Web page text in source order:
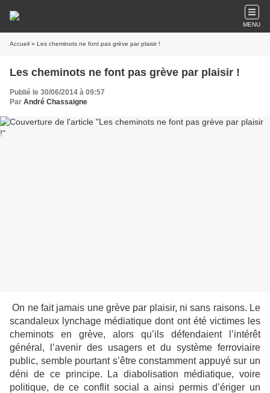
MENU
Accueil » Les cheminots ne font pas grève par plaisir !
Les cheminots ne font pas grève par plaisir !
Publié le 30/06/2014 à 09:57
Par André Chassaigne
On ne fait jamais une grève par plaisir, ni sans raisons. Le
scandaleux lynchage médiatique dont ont été victimes les
cheminots en grève, alors qu’ils défendaient l’intérêt
général, l’avenir des usagers et du système ferroviaire
public, semble pourtant s’être constamment appuyé sur un
déni de ce principe. La diabolisation médiatique, voire
politique, de ce conflit social a ainsi permis d’ériger un